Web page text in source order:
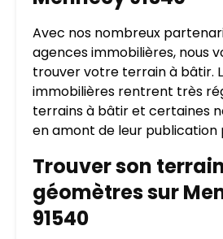
Avec nos nombreux
agences immobilières, nous
trouver votre terrain à bâtir.
immobilières rentrent très
terrains à bâtir et certaines
en amont de leur publication
Trouver son
géomètres sur
91540